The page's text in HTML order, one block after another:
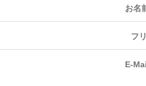
お名
フ
E-